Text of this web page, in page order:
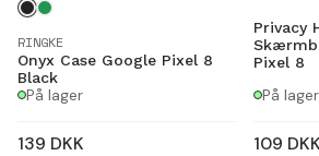
RINGKE
Onyx Case Google Pixel 8
Black
På lager
139 DKK
Privacy
Pixel 8
På lager
109 DKK